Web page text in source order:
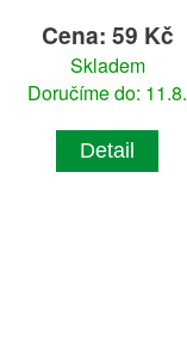
Cena: 59 Kč
Skladem
Doručíme do: 11.8.
Detail